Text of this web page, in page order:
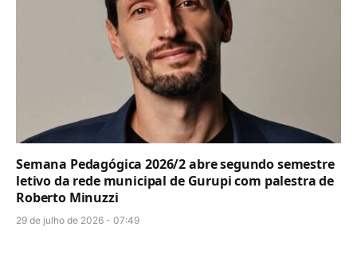
Semana Pedagógica 2026/2 abre segundo semestre
letivo da rede municipal de Gurupi com palestra de
Roberto Minuzzi
29 de julho de 2026 - 07:49